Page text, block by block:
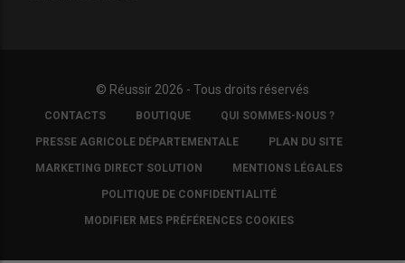
© Réussir 2026 - Tous droits réservés
FOOTER
COPYRIGHT
CONTACTS BOUTIQUE QUI SOMMES-NOUS ?
PRESSE AGRICOLE DÉPARTEMENTALE PLAN DU SITE
MARKETING DIRECT SOLUTION MENTIONS LÉGALES
POLITIQUE DE CONFIDENTIALITÉ
MODIFIER MES PRÉFÉRENCES COOKIES